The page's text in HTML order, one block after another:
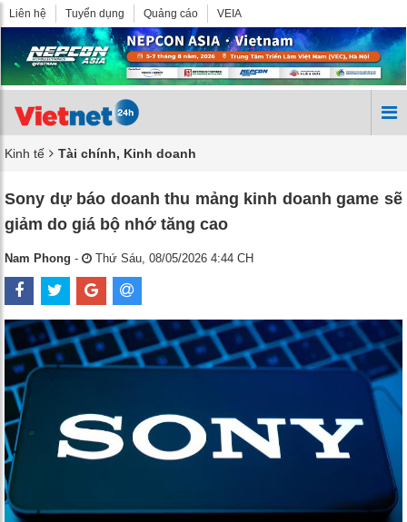
Liên hệ Tuyển dụng Quảng cáo VEIA
Kinh tế Tài chính, Kinh doanh
Sony dự báo doanh thu mảng kinh doanh game sẽ
giảm do giá bộ nhớ tăng cao
Nam Phong - Thứ Sáu, 08/05/2026 4:44 CH